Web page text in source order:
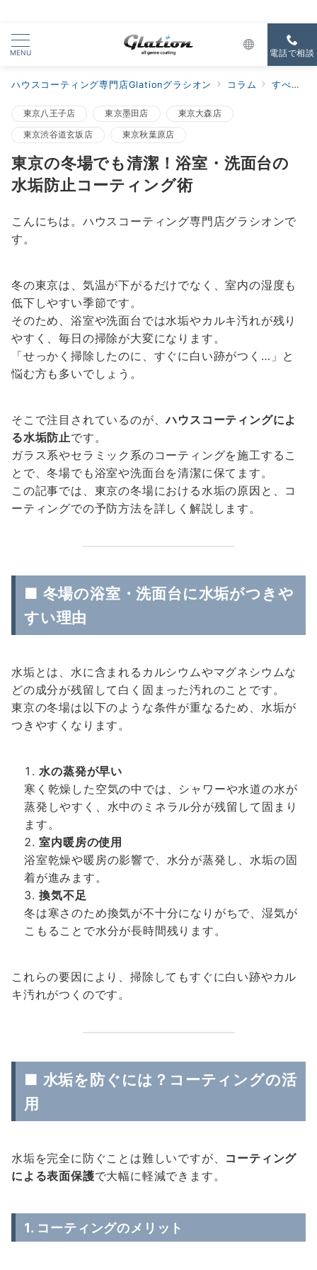
MENU 電話で相談
ハウスコーティング専門店Glationグラシオン コラム すべての新着
東京八王子店 東京墨田店 東京大森店
東京渋谷道玄坂店 東京秋葉原店
東京の冬場でも清潔！浴室・洗面台の
水垢防止コーティング術
こんにちは。ハウスコーティング専門店グラシオンで
す。
冬の東京は、気温が下がるだけでなく、室内の湿度も
低下しやすい季節です。
そのため、浴室や洗面台では水垢やカルキ汚れが残り
やすく、毎日の掃除が大変になります。
「せっかく掃除したのに、すぐに白い跡がつく…」と
悩む方も多いでしょう。
そこで注目されているのが、ハウスコーティングによ
る水垢防止です。
ガラス系やセラミック系のコーティングを施工するこ
とで、冬場でも浴室や洗面台を清潔に保てます。
この記事では、東京の冬場における水垢の原因と、コ
ーティングでの予防方法を詳しく解説します。
■ 冬場の浴室・洗面台に水垢がつきや
すい理由
水垢とは、水に含まれるカルシウムやマグネシウムな
どの成分が残留して白く固まった汚れのことです。
東京の冬場は以下のような条件が重なるため、水垢が
つきやすくなります。
水の蒸発が早い
寒く乾燥した空気の中では、シャワーや水道の水が
蒸発しやすく、水中のミネラル分が残留して固まり
ます。
室内暖房の使用
浴室乾燥や暖房の影響で、水分が蒸発し、水垢の固
着が進みます。
換気不足
冬は寒さのため換気が不十分になりがちで、湿気が
こもることで水分が長時間残ります。
これらの要因により、掃除してもすぐに白い跡やカル
キ汚れがつくのです。
■ 水垢を防ぐには？コーティングの活
用
水垢を完全に防ぐことは難しいですが、 コーティング
による表面保護で大幅に軽減できます。
1. コーティングのメリット